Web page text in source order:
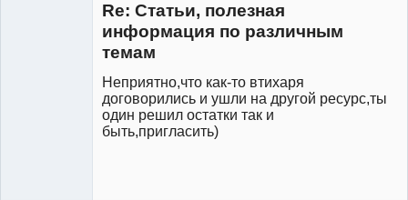
Re: Статьи, полезная
информация по различным
темам
Неприятно,что как-то втихаря
договорились и ушли на другой ресурс,ты
один решил остатки так и
быть,пригласить)